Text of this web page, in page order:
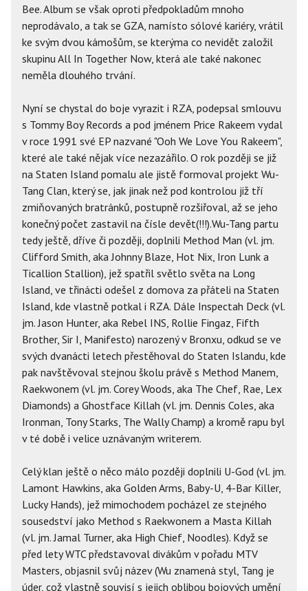
Bee. Album se však oproti předpokladům mnoho
neprodávalo, a tak se GZA, namísto sólové kariéry, vrátil
ke svým dvou kámošům, se kterýma co nevidět založil
skupinu All In Together Now, která ale také nakonec
neměla dlouhého trvání.
Nyní se chystal do boje vyrazit i RZA, podepsal smlouvu
s Tommy Boy Records a pod jménem Price Rakeem vydal
v roce 1991 své EP nazvané "Ooh We Love You Rakeem",
které ale také nějak více nezazářilo. O rok později se již
na Staten Island pomalu ale jistě formoval projekt Wu-
Tang Clan, který se, jak jinak než pod kontrolou již tří
zmiňovaných bratránků, postupně rozšiřoval, až se jeho
konečný počet zastavil na čísle devět(!!!).Wu-Tang partu
tedy ještě, dříve či později, doplnili Method Man (vl. jm.
Clifford Smith, aka Johnny Blaze, Hot Nix, Iron Lunk a
Ticallion Stallion), jež spatřil světlo světa na Long
Island, ve třinácti odešel z domova za přáteli na Staten
Island, kde vlastně potkal i RZA. Dále Inspectah Deck (vl.
jm. Jason Hunter, aka Rebel INS, Rollie Fingaz, Fifth
Brother, Sir I, Manifesto) narozený v Bronxu, odkud se ve
svých dvanácti letech přestěhoval do Staten Islandu, kde
pak navštěvoval stejnou školu právě s Method Manem,
Raekwonem (vl. jm. Corey Woods, aka The Chef, Rae, Lex
Diamonds) a Ghostface Killah (vl. jm. Dennis Coles, aka
Ironman, Tony Starks, The Wally Champ) a kromě rapu byl
v té době i velice uznávaným writerem.
Celý klan ještě o něco málo později doplnili U-God (vl. jm.
Lamont Hawkins, aka Golden Arms, Baby-U, 4-Bar Killer,
Lucky Hands), jež mimochodem pocházel ze stejného
sousedství jako Method s Raekwonem a Masta Killah
(vl. jm. Jamal Turner, aka High Chief, Noodles). Když se
před lety WTC představoval divákům v pořadu MTV
Masters, objasnil svůj název (Wu znamená styl, Tang je
úder, což vlastně souvisí s jejich oblibou bojových umění